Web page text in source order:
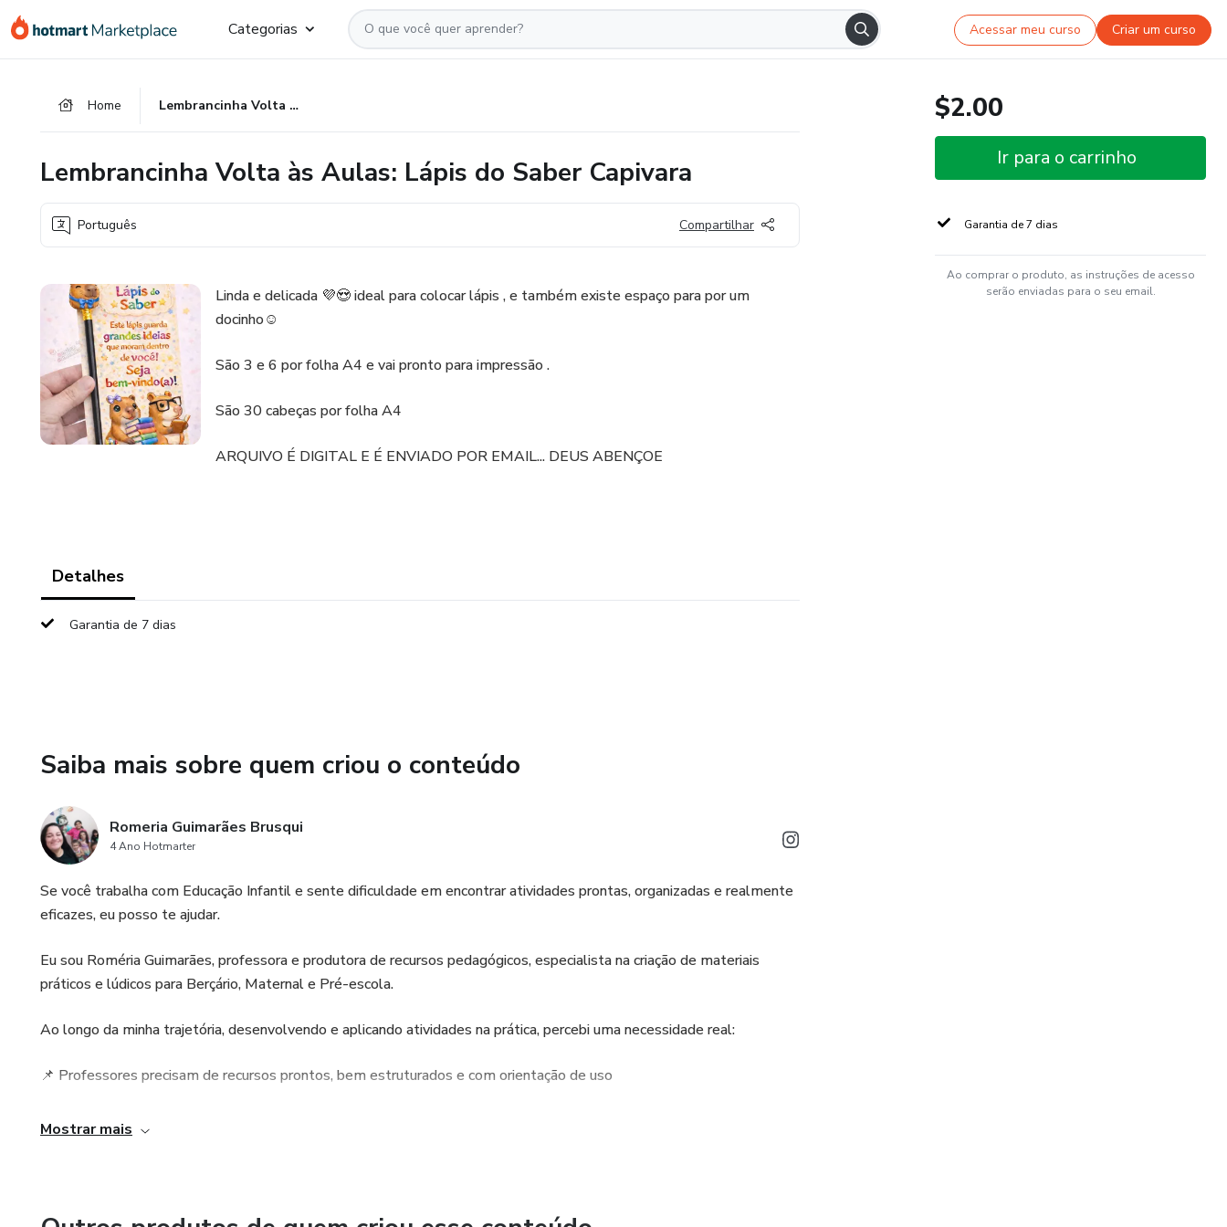
para
para
para
Categorias Acessar meu curso Criar um curso
Home Lembrancinha Volta às Aulas: Lápis do Saber Capivara
Lembrancinha Volta às Aulas: Lápis do Saber Capivara
Português Compartilhar
Linda e delicada 💜😍 ideal para colocar lápis , e também existe espaço para por um
docinho☺️
São 3 e 6 por folha A4 e vai pronto para impressão .
São 30 cabeças por folha A4
ARQUIVO É DIGITAL E É ENVIADO POR EMAIL... DEUS ABENÇOE
Detalhes
Garantia de 7 dias
Saiba mais sobre quem criou o conteúdo
Romeria Guimarães Brusqui
4 Ano Hotmarter
Se você trabalha com Educação Infantil e sente dificuldade em encontrar atividades prontas, organizadas e realmente
eficazes, eu posso te ajudar.
Eu sou Roméria Guimarães, professora e produtora de recursos pedagógicos, especialista na criação de materiais
práticos e lúdicos para Berçário, Maternal e Pré-escola.
Ao longo da minha trajetória, desenvolvendo e aplicando atividades na prática, percebi uma necessidade real:
📌 Professores precisam de recursos prontos, bem estruturados e com orientação de uso
Foi com esse propósito que criei meus materiais.
Mostrar mais
$2.00
Ir para o carrinho
Garantia de 7 dias
Ao comprar o produto, as instruções de acesso
serão enviadas para o seu email.